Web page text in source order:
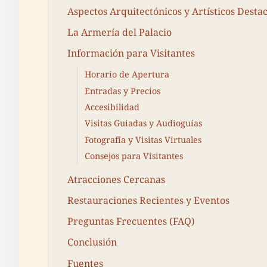
Aspectos Arquitectónicos y Artísticos
La Armería del Palacio
Información para Visitantes
Horario de Apertura
Entradas y Precios
Accesibilidad
Visitas Guiadas y Audioguías
Fotografía y Visitas Virtuales
Consejos para Visitantes
Atracciones Cercanas
Restauraciones Recientes y Eventos
Preguntas Frecuentes (FAQ)
Conclusión
Fuentes